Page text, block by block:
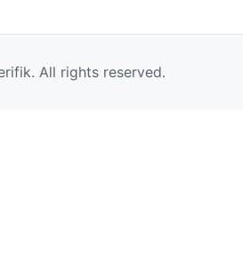
All rights reserved.